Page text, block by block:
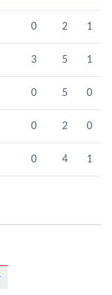
0 2 1
3 5 1
0 5 0
0 2 0
0 4 1